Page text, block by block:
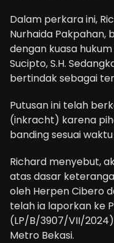
Dalam perkara ini,
Nurhaida Pakpahan,
dengan kuasa
Sucipto, S.H.
bertindak sebagai
Putusan ini telah
(inkracht) karena
banding sesuai
Richard menyebut,
atas dasar
oleh Herpen Cibero
telah ia laporkan ke
(LP/B/3907/VII/
Metro Bekasi.